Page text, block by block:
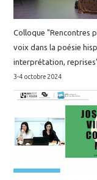
Colloque "Rencontres
voix dans la poésie
interprétation,
3-4 octobre 2024